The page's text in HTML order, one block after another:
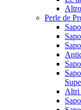
Perle de
Altri